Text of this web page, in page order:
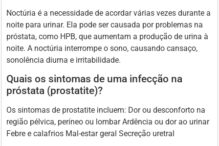
Noctúria é a necessidade de acordar várias vezes durante a
noite para urinar. Ela pode ser causada por problemas na
próstata, como HPB, que aumentam a produção de urina à
noite. A noctúria interrompe o sono, causando cansaço,
sonolência diurna e irritabilidade.
Quais os sintomas de uma infecção na
próstata (prostatite)?
Os sintomas de prostatite incluem: Dor ou desconforto na
região pélvica, períneo ou lombar Ardência ou dor ao urinar
Febre e calafrios Mal-estar geral Secreção uretral